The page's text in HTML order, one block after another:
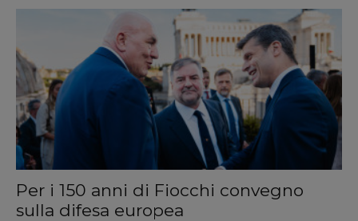
Per i 150 anni di Fiocchi convegno
sulla difesa europea